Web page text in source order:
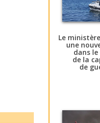
Le
une
dans
de la
de